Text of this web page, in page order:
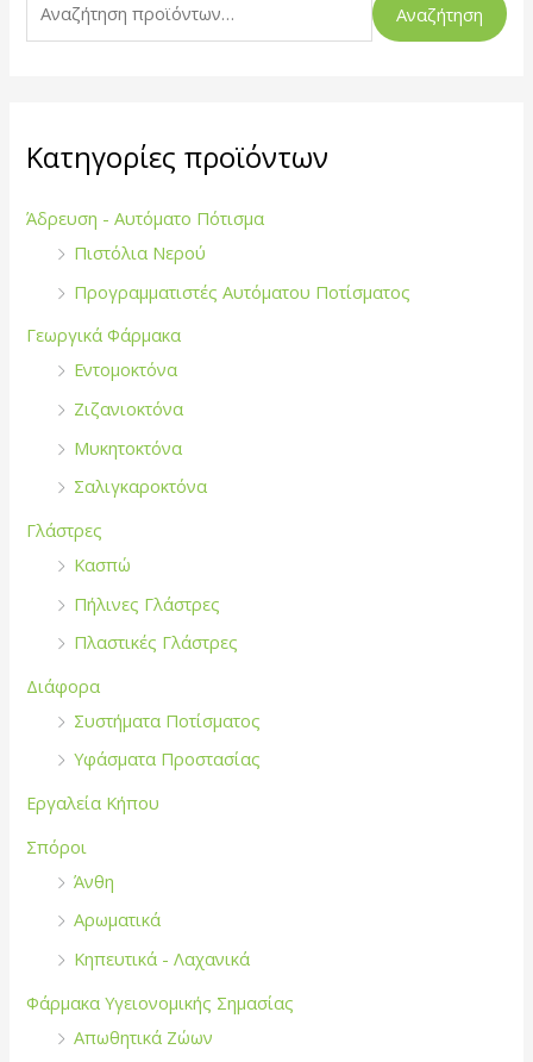
ή
σ
γ
Αναζήτηση
Κατηγορίες προϊόντων
Άδρευση - Αυτόματο Πότισμα
Πιστόλια Νερού
Προγραμματιστές Αυτόματου Ποτίσματος
Γεωργικά Φάρμακα
Εντομοκτόνα
Ζιζανιοκτόνα
Μυκητοκτόνα
Σαλιγκαροκτόνα
Γλάστρες
Κασπώ
Πήλινες Γλάστρες
Πλαστικές Γλάστρες
Διάφορα
Συστήματα Ποτίσματος
Υφάσματα Προστασίας
Εργαλεία Κήπου
Σπόροι
Άνθη
Αρωματικά
Κηπευτικά - Λαχανικά
Φάρμακα Υγειονομικής Σημασίας
Απωθητικά Ζώων